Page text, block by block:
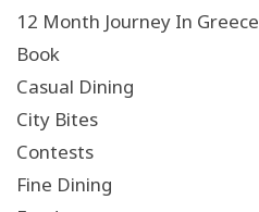
12 Month Journey In Greece
Book
Casual Dining
City Bites
Contests
Fine Dining